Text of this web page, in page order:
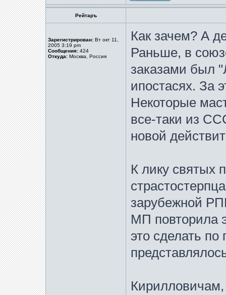
Рейтаръ
Зарегистрирован: Вт окт 11,
2005 3:19 pm
Сообщения: 424
Откуда: Москва, Россия
Как зачем? А
Раньше, в
заказами был
ипостасях. За
Некоторые
все-таки из
новой
К лику святых
зарубежной
МП повторила
это сделать
Кирилловичам,